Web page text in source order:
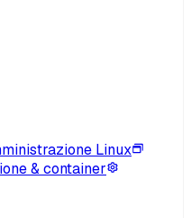
Linux
& container